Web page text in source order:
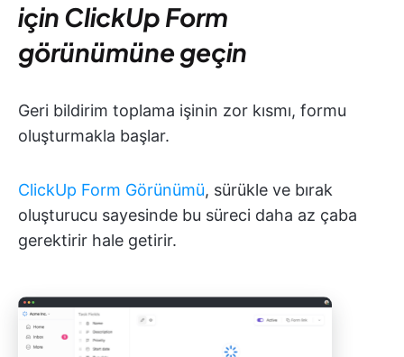
için ClickUp Form
görünümüne geçin
Geri bildirim toplama işinin zor kısmı, formu
oluşturmakla başlar.
ClickUp Form Görünümü, sürükle ve bırak
oluşturucu sayesinde bu süreci daha az çaba
gerektirir hale getirir.